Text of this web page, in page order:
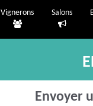
Vignerons Salons
Envoyer